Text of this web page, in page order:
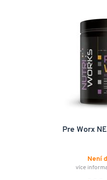
Pre Worx
Není
více